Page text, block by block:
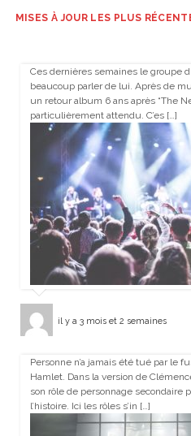
MISES À JOUR LES PLUS
Ces dernières semaines le groupe
beaucoup parler de lui. Après de
un retour album 6 ans après “The
particulièrement attendu. C’es […]
il y a 3 mois et 2 semaines
Personne n’a jamais été tué par le
Hamlet. Dans la version de
son rôle de personnage secondaire
l’histoire. Ici les rôles s’in […]